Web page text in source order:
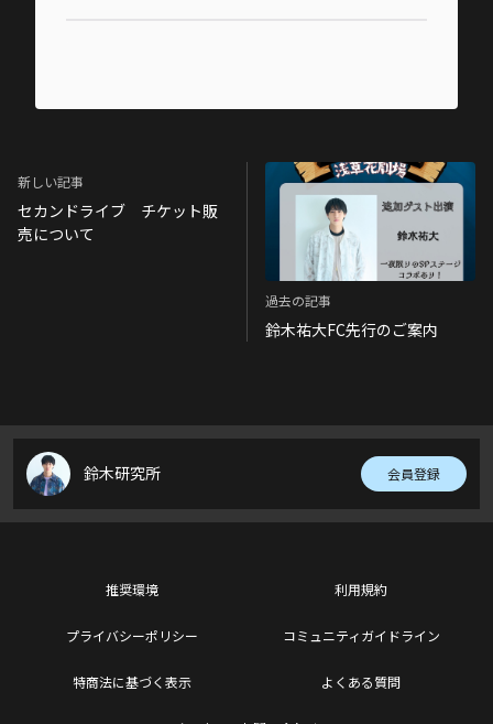
新しい記事
セカンドライブ チケット販
売について
過去の記事
鈴木祐大FC先行のご案内
鈴木研究所 会員登録
推奨環境 利用規約
プライバシーポリシー コミュニティガイドライン
特商法に基づく表示 よくある質問